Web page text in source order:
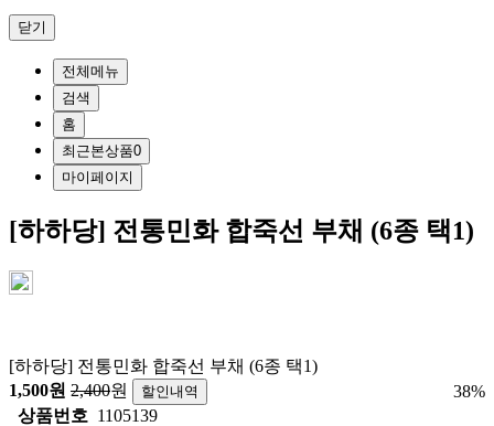
닫기
전체메뉴
검색
홈
최근본상품0
마이페이지
[하하당] 전통민화 합죽선 부채 (6종 택1)
[하하당] 전통민화 합죽선 부채 (6종 택1)
1,500원 2,400원 할인내역 38%
상품번호 1105139